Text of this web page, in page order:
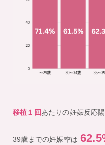
移植１回あたりの妊娠反応
39歳までの妊娠率は